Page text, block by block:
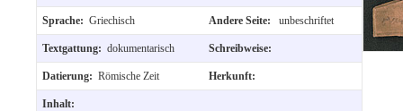
Sprache: Griechisch Andere Seite: unbeschriftet
Textgattung: dokumentarisch Schreibweise:
Datierung: Römische Zeit Herkunft:
Inhalt: